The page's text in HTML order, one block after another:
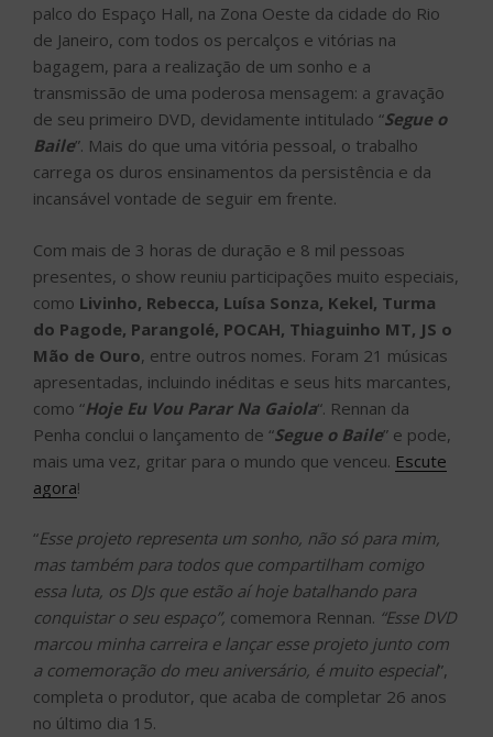
palco do Espaço Hall, na Zona Oeste da cidade do Rio
de Janeiro, com todos os percalços e vitórias na
bagagem, para a realização de um sonho e a
transmissão de uma poderosa mensagem: a gravação
de seu primeiro DVD, devidamente intitulado “Segue o
Baile”. Mais do que uma vitória pessoal, o trabalho
carrega os duros ensinamentos da persistência e da
incansável vontade de seguir em frente.
Com mais de 3 horas de duração e 8 mil pessoas
presentes, o show reuniu participações muito especiais,
como Livinho, Rebecca, Luísa Sonza, Kekel, Turma
do Pagode, Parangolé, POCAH, Thiaguinho MT, JS o
Mão de Ouro, entre outros nomes. Foram 21 músicas
apresentadas, incluindo inéditas e seus hits marcantes,
como “Hoje Eu Vou Parar Na Gaiola“. Rennan da
Penha conclui o lançamento de “Segue o Baile” e pode,
mais uma vez, gritar para o mundo que venceu. Escute
agora!
“Esse projeto representa um sonho, não só para mim,
mas também para todos que compartilham comigo
essa luta, os DJs que estão aí hoje batalhando para
conquistar o seu espaço”, comemora Rennan. “Esse DVD
marcou minha carreira e lançar esse projeto junto com
a comemoração do meu aniversário, é muito especial”,
completa o produtor, que acaba de completar 26 anos
no último dia 15.